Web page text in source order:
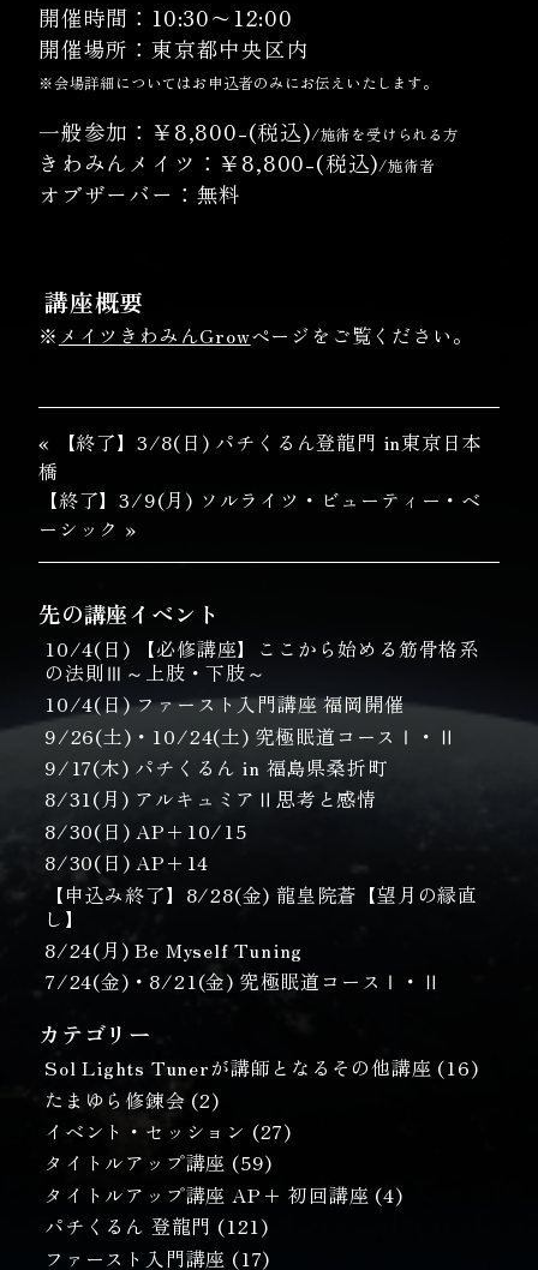
開催時間：10:30〜12:00
開催場所：東京都中央区内
※会場詳細についてはお申込者のみにお伝えいたします。
一般参加：￥8,800-(税込)/施術を受けられる方
きわみんメイツ：￥8,800-(税込)/施術者
オブザーバー：無料
講座概要
※ メイツきわみんGrowページをご覧ください。
« 【終了】3/8(日) パチくるん登龍門 in東京日本
橋
【終了】3/9(月) ソルライツ・ビューティー・ベ
ーシック »
先の講座イベント
10/4(日) 【必修講座】ここから始める筋骨格系
の法則Ⅲ～上肢・下肢～
10/4(日) ファースト入門講座 福岡開催
9/26(土)・10/24(土) 究極眠道コースⅠ・Ⅱ
9/17(木) パチくるん in 福島県桑折町
8/31(月) アルキュミアⅡ思考と感情
8/30(日) AP＋10/15
8/30(日) AP＋14
【申込み終了】8/28(金) 龍皇院蒼【望月の縁直
し】
8/24(月) Be Myself Tuning
7/24(金)・8/21(金) 究極眠道コースⅠ・Ⅱ
カテゴリー
Sol Lights Tunerが講師となるその他講座 (16)
たまゆら修錬会 (2)
イベント・セッション (27)
タイトルアップ講座 (59)
タイトルアップ講座 AP+ 初回講座 (4)
パチくるん 登龍門 (121)
ファースト入門講座 (17)